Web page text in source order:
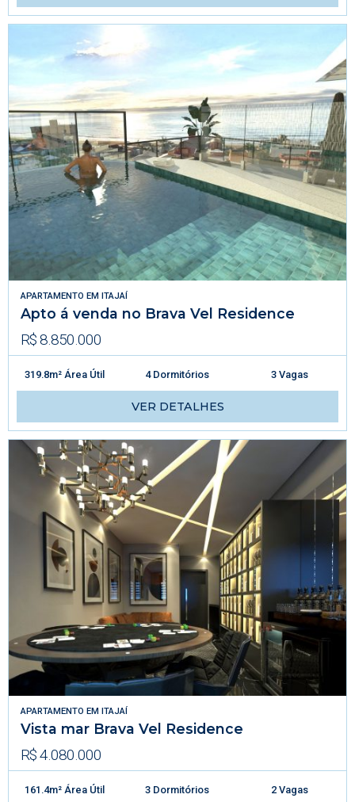
APARTAMENTO EM ITAJAÍ
Apto á venda no Brava Vel Residence
R$ 8.850.000
319.8m² Área Útil 4 Dormitórios 3 Vagas
VER DETALHES
APARTAMENTO EM ITAJAÍ
Vista mar Brava Vel Residence
R$ 4.080.000
161.4m² Área Útil 3 Dormitórios 2 Vagas